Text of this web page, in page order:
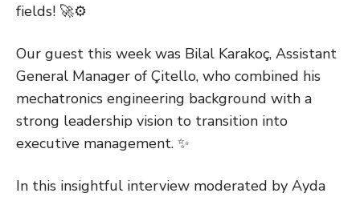
fields! 🚀⚙️
Our guest this week was Bilal Karakoç, Assistant
General Manager of Çitello, who combined his
mechatronics engineering background with a
strong leadership vision to transition into
executive management. ✨
In this insightful interview moderated by Ayda